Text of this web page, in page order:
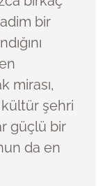
bir
mirası,
kültür şehri
güçlü bir
da en